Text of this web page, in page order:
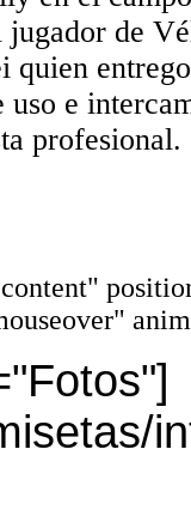
de
quien
uso e
profesional.